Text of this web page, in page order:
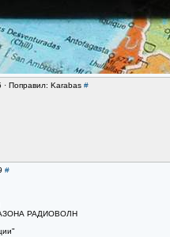
· Поправил: Karabas #
#
РАДИОВОЛН